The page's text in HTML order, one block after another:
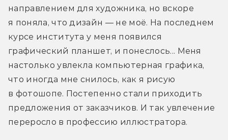
направлением для художника, но вскоре
я поняла, что дизайн — не моё. На последнем
курсе института у меня появился
графический планшет, и понеслось... Меня
настолько увлекла компьютерная графика,
что иногда мне снилось, как я рисую
в фотошопе. Постепенно стали приходить
предложения от заказчиков. И так увлечение
переросло в профессию иллюстратора.